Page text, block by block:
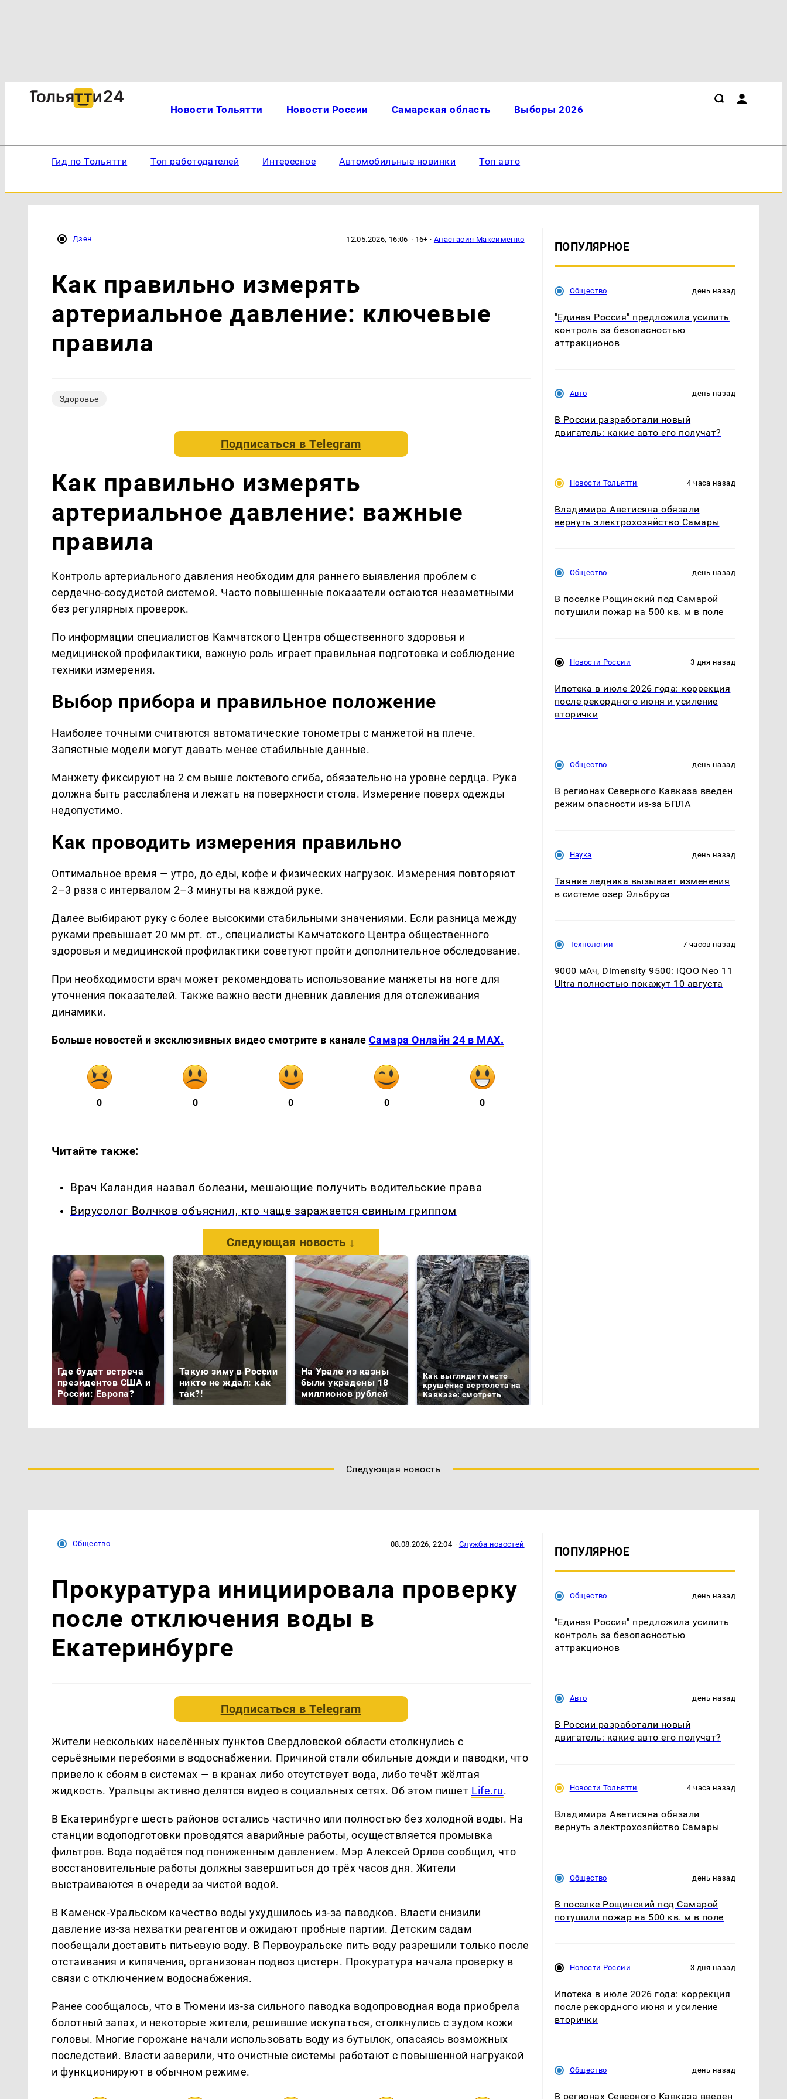
Новости Тольятти Новости России Самарская область Выборы 2026
Гид по Тольятти Топ работодателей Интересное Автомобильные новинки Топ авто
Дзен 12.05.2026, 16:06 · 16+ · Анастасия Максименко
Как правильно измерять
артериальное давление: ключевые
правила
Здоровье
Подписаться вTelegram
Как правильно измерять
артериальное давление: важные
правила
Контроль артериального давления необходим для раннего выявления проблем с
сердечно-сосудистой системой. Часто повышенные показатели остаются незаметными
без регулярных проверок.
По информации специалистов Камчатского Центра общественного здоровья и
медицинской профилактики, важную роль играет правильная подготовка и соблюдение
техники измерения.
Выбор прибора и правильное положение
Наиболее точными считаются автоматические тонометры с манжетой на плече.
Запястные модели могут давать менее стабильные данные.
Манжету фиксируют на 2 см выше локтевого сгиба, обязательно на уровне сердца. Рука
должна быть расслаблена и лежать на поверхности стола. Измерение поверх одежды
недопустимо.
Как проводить измерения правильно
Оптимальное время — утро, до еды, кофе и физических нагрузок. Измерения повторяют
2–3 раза с интервалом 2–3 минуты на каждой руке.
Далее выбирают руку с более высокими стабильными значениями. Если разница между
руками превышает 20 мм рт. ст., специалисты Камчатского Центра общественного
здоровья и медицинской профилактики советуют пройти дополнительное обследование.
При необходимости врач может рекомендовать использование манжеты на ноге для
уточнения показателей. Также важно вести дневник давления для отслеживания
динамики.
Больше новостей и эксклюзивных видео смотрите в канале Самара Онлайн 24 в MAX.
0 0 0 0 0
Читайте также:
Врач Каландия назвал болезни, мешающие получить водительские права
Вирусолог Волчков объяснил, кто чаще заражается свиным гриппом
Следующая новость ↓
Где будет встреча
президентов США и
России: Европа?
Такую зиму в России
никто не ждал: как
так?!
На Урале из казны
были украдены 18
миллионов рублей
Как выглядит место
крушение вертолета на
Кавказе: смотреть
ПОПУЛЯРНОЕ
Общество день назад
"Единая Россия" предложила усилить
контроль за безопасностью
аттракционов
Авто день назад
В России разработали новый
двигатель: какие авто его получат?
Новости Тольятти 4 часа назад
Владимира Аветисяна обязали
вернуть электрохозяйство Самары
Общество день назад
В поселке Рощинский под Самарой
потушили пожар на 500 кв. м в поле
Новости России 3 дня назад
Ипотека в июле 2026 года: коррекция
после рекордного июня и усиление
вторички
Общество день назад
В регионах Северного Кавказа введен
режим опасности из-за БПЛА
Наука день назад
Таяние ледника вызывает изменения
в системе озер Эльбруса
Технологии 7 часов назад
9000 мАч, Dimensity 9500: iQOO Neo 11
Ultra полностью покажут 10 августа
Следующая новость
Общество 08.08.2026, 22:04 · Служба новостей
Прокуратура инициировала проверку
после отключения воды в
Екатеринбурге
Подписаться вTelegram
Жители нескольких населённых пунктов Свердловской области столкнулись с
серьёзными перебоями в водоснабжении. Причиной стали обильные дожди и паводки, что
привело к сбоям в системах — в кранах либо отсутствует вода, либо течёт жёлтая
жидкость. Уральцы активно делятся видео в социальных сетях. Об этом пишет Life.ru.
В Екатеринбурге шесть районов остались частично или полностью без холодной воды. На
станции водоподготовки проводятся аварийные работы, осуществляется промывка
фильтров. Вода подаётся под пониженным давлением. Мэр Алексей Орлов сообщил, что
восстановительные работы должны завершиться до трёх часов дня. Жители
выстраиваются в очереди за чистой водой.
В Каменск-Уральском качество воды ухудшилось из-за паводков. Власти снизили
давление из-за нехватки реагентов и ожидают пробные партии. Детским садам
пообещали доставить питьевую воду. В Первоуральске пить воду разрешили только после
отстаивания и кипячения, организован подвоз цистерн. Прокуратура начала проверку в
связи с отключением водоснабжения.
Ранее сообщалось, что в Тюмени из-за сильного паводка водопроводная вода приобрела
болотный запах, и некоторые жители, решившие искупаться, столкнулись с зудом кожи
головы. Многие горожане начали использовать воду из бутылок, опасаясь возможных
последствий. Власти заверили, что очистные системы работают с повышенной нагрузкой
и функционируют в обычном режиме.
ПОПУЛЯРНОЕ
Общество день назад
"Единая Россия" предложила усилить
контроль за безопасностью
аттракционов
Авто день назад
В России разработали новый
двигатель: какие авто его получат?
Новости Тольятти 4 часа назад
Владимира Аветисяна обязали
вернуть электрохозяйство Самары
Общество день назад
В поселке Рощинский под Самарой
потушили пожар на 500 кв. м в поле
Новости России 3 дня назад
Ипотека в июле 2026 года: коррекция
после рекордного июня и усиление
вторички
Общество день назад
В регионах Северного Кавказа введен